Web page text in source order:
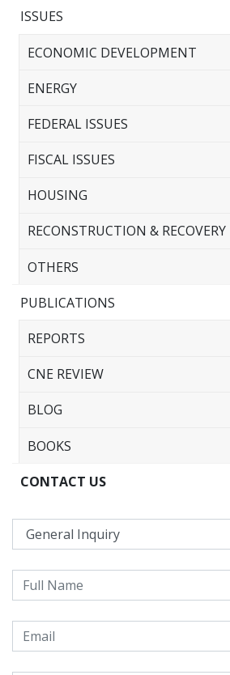
ISSUES
ECONOMIC DEVELOPMENT
ENERGY
FEDERAL ISSUES
FISCAL ISSUES
HOUSING
RECONSTRUCTION & RECOVERY
OTHERS
PUBLICATIONS
REPORTS
CNE REVIEW
BLOG
BOOKS
CONTACT US